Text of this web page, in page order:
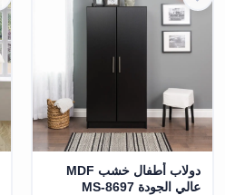
دولاب أطفال خشب MDF
عالي الجودة MS-8697